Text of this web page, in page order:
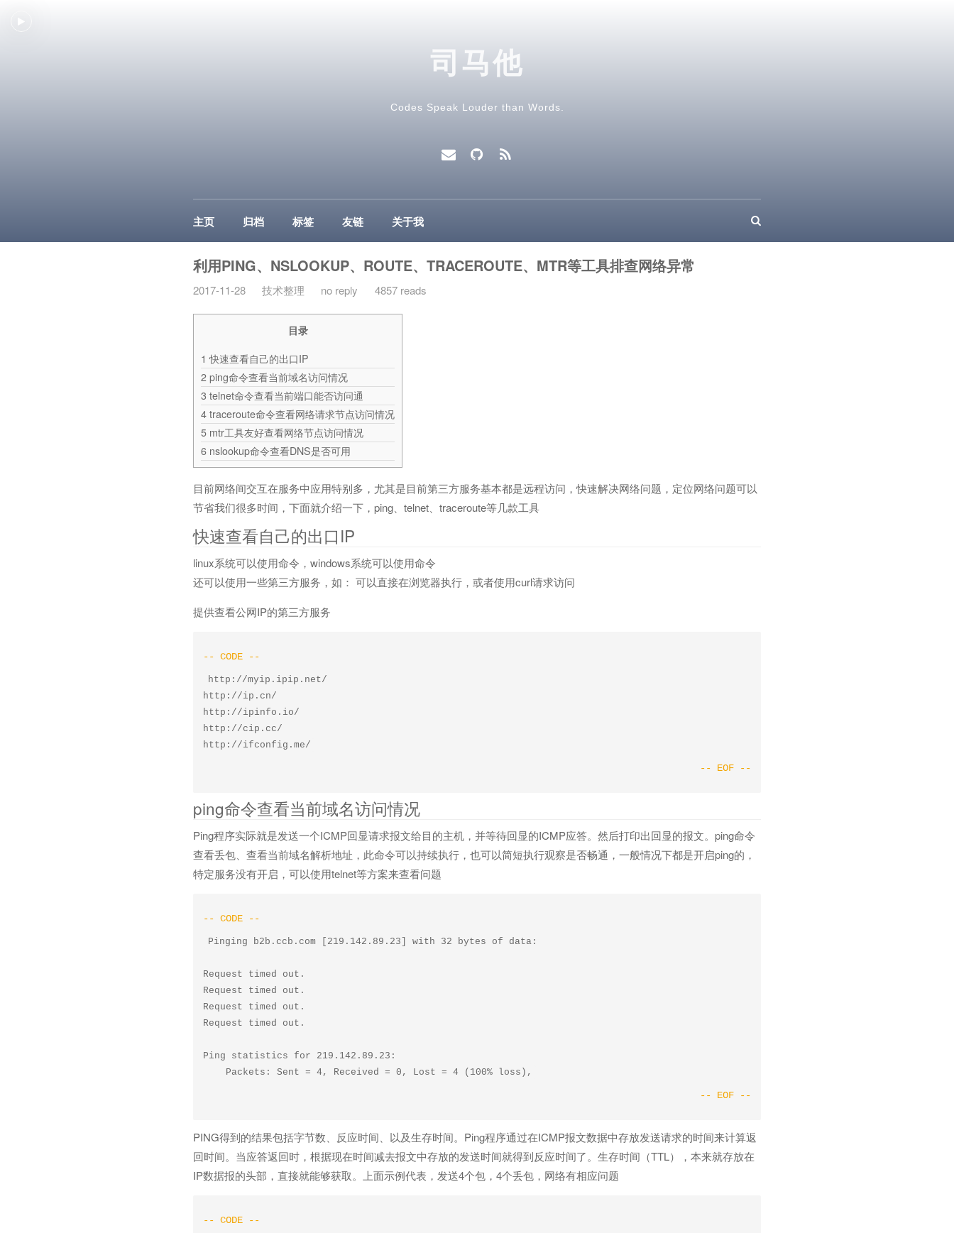
司马他
Codes Speak Louder than Words.
主页 归档 标签 友链 关于我
利用PING、NSLOOKUP、ROUTE、TRACEROUTE、MTR等工具排查网络异常
2017-11-28 技术整理 no reply 4857 reads
目录
1 快速查看自己的出口IP
2 ping命令查看当前域名访问情况
3 telnet命令查看当前端口能否访问通
4 traceroute命令查看网络请求节点访问情况
5 mtr工具友好查看网络节点访问情况
6 nslookup命令查看DNS是否可用
目前网络间交互在服务中应用特别多，尤其是目前第三方服务基本都是远程访问，快速解决网络问题，定位网络问题可以
节省我们很多时间，下面就介绍一下，ping、telnet、traceroute等几款工具
快速查看自己的出口IP
linux系统可以使用命令，windows系统可以使用命令
还可以使用一些第三方服务，如： 可以直接在浏览器执行，或者使用curl请求访问
提供查看公网IP的第三方服务
http://myip.ipip.net/
http://ip.cn/
http://ipinfo.io/
http://cip.cc/
ping命令查看当前域名访问情况
Ping程序实际就是发送一个ICMP回显请求报文给目的主机，并等待回显的ICMP应答。然后打印出回显的报文。ping命令
查看丢包、查看当前域名解析地址，此命令可以持续执行，也可以简短执行观察是否畅通，一般情况下都是开启ping的，
特定服务没有开启，可以使用telnet等方案来查看问题
Pinging b2b.ccb.com [219.142.89.23] with 32 bytes of data:
Request timed out.
Request timed out.
Request timed out.
Request timed out.
Ping statistics for 219.142.89.23:
PING得到的结果包括字节数、反应时间、以及生存时间。Ping程序通过在ICMP报文数据中存放发送请求的时间来计算返
回时间。当应答返回时，根据现在时间减去报文中存放的发送时间就得到反应时间了。生存时间（TTL），本来就存放在
IP数据报的头部，直接就能够获取。上面示例代表，发送4个包，4个丢包，网络有相应问题